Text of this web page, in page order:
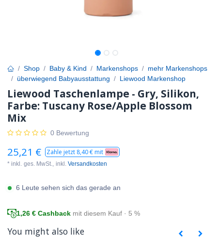
Shop Baby & Kind Markenshops
mehr Markenshops
überwiegend Babyausstattung
Liewood Markenshop
Liewood Taschenlampe - Gry, Silikon,
Farbe: Tuscany Rose/Apple Blossom
Mix
0 Bewertung
25,21 € Zahle jetzt 8,40€ mit
* inkl. ges. MwSt., inkl. Versandkosten
6 Leute sehen sich das gerade an
1,26 € Cashback mit diesem Kauf · 5 %
You might also like